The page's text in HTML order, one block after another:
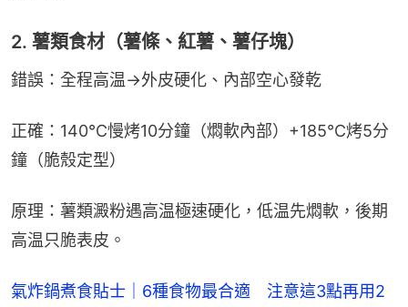
2. 薯類食材（薯條、紅薯、薯仔塊）
錯誤：全程高温→外皮硬化、內部空心發乾
正確：140℃慢烤10分鐘（燜軟內部）+185℃烤5分
鐘（脆殼定型）
原理：薯類澱粉遇高温極速硬化，低温先燜軟，後期
高温只脆表皮。
氣炸鍋煮食貼士｜6種食物最合適 注意這3點再用2